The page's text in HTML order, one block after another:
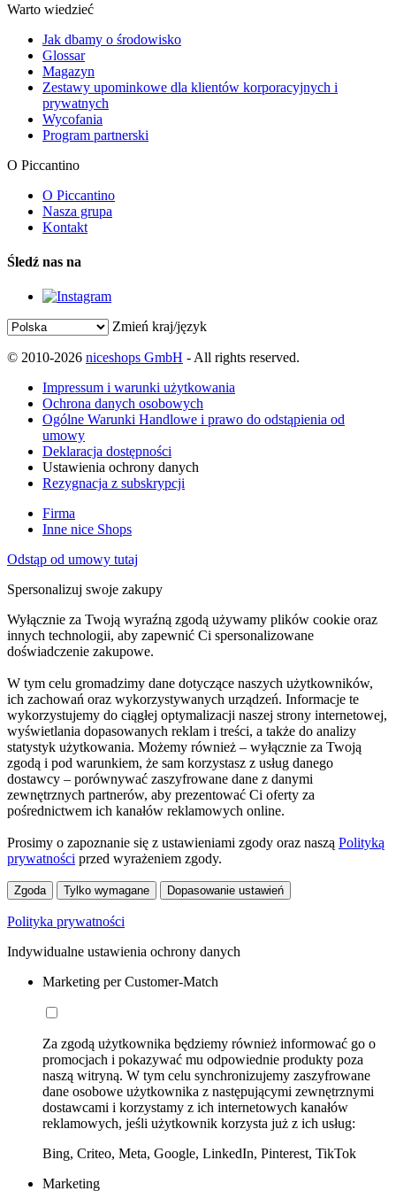
Warto wiedzieć
Jak dbamy o środowisko
Glossar
Magazyn
Zestawy upominkowe dla klientów korporacyjnych i
prywatnych
Wycofania
Program partnerski
O Piccantino
O Piccantino
Nasza grupa
Kontakt
Śledź nas na
Zmień kraj/język
© 2010-2026 niceshops GmbH - All rights reserved.
Impressum i warunki użytkowania
Ochrona danych osobowych
Ogólne Warunki Handlowe i prawo do odstąpienia od
umowy
Deklaracja dostępności
Ustawienia ochrony danych
Rezygnacja z subskrypcji
Firma
Inne nice Shops
Odstąp od umowy tutaj
Spersonalizuj swoje zakupy
Wyłącznie za Twoją wyraźną zgodą używamy plików cookie oraz
innych technologii, aby zapewnić Ci spersonalizowane
doświadczenie zakupowe.
W tym celu gromadzimy dane dotyczące naszych użytkowników,
ich zachowań oraz wykorzystywanych urządzeń. Informacje te
wykorzystujemy do ciągłej optymalizacji naszej strony internetowej,
wyświetlania dopasowanych reklam i treści, a także do analizy
statystyk użytkowania. Możemy również – wyłącznie za Twoją
zgodą i pod warunkiem, że sam korzystasz z usług danego
dostawcy – porównywać zaszyfrowane dane z danymi
zewnętrznych partnerów, aby prezentować Ci oferty za
pośrednictwem ich kanałów reklamowych online.
Prosimy o zapoznanie się z ustawieniami zgody oraz naszą Polityką
prywatności przed wyrażeniem zgody.
Zgoda Tylko wymagane Dopasowanie ustawień
Polityka prywatności
Indywidualne ustawienia ochrony danych
Marketing per Customer-Match
Za zgodą użytkownika będziemy również informować go o
promocjach i pokazywać mu odpowiednie produkty poza
naszą witryną. W tym celu synchronizujemy zaszyfrowane
dane osobowe użytkownika z następującymi zewnętrznymi
dostawcami i korzystamy z ich internetowych kanałów
reklamowych, jeśli użytkownik korzysta już z ich usług:
Bing, Criteo, Meta, Google, LinkedIn, Pinterest, TikTok
Marketing